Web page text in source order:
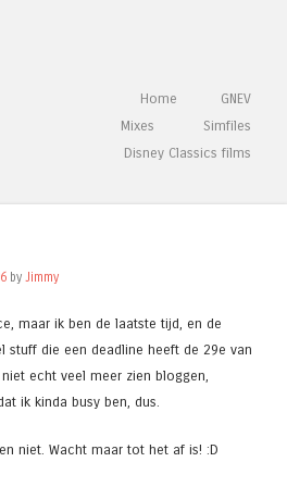
Menu
Skip to contentHome
GNEV
Mixes
Simfiles
Disney Classics films
by Jimmy
maar ik ben de laatste tijd, en de
stuff die een deadline heeft de 29e van
echt veel meer zien bloggen,
ik kinda busy ben, dus.
niet. Wacht maar tot het af is! :D